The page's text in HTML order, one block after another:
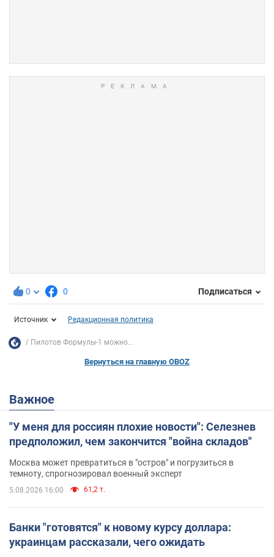
0 0 Подписаться
Источник Редакционная политика
Пилотов Формулы-1 можно...
Вернуться на главную OBOZ
Важное
"У меня для россиян плохие новости": Селезнев
предположил, чем закончится "война складов"
Москва может превратиться в "остров" и погрузиться в
темноту, спрогнозировал военный эксперт
5.08.2026 16:00 61,2 т.
Банки "готовятся" к новому курсу доллара:
украинцам рассказали, чего ожидать